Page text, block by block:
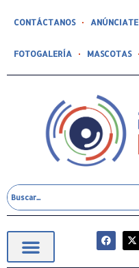
CONTÁCTANOS ANÚNCIATE
FOTOGALERÍA MASCOTAS